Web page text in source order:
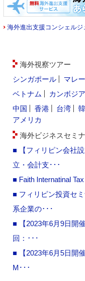
海外進出支援コンシェルジ
海外視察ツアー
シンガポール
マレ
ベトナム
カンボジア
中国
香港 台湾
アメリカ
海外ビジネスセミ
■ 【フィリピン会社
立・会計支･･･
■ Faith Internatinal
■ フィリピン投資セ
系企業の･･･
■ 【2023年6月9日開
回：･･･
■ 【2023年6月5日開
M･･･